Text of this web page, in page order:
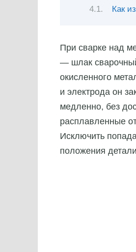
Как
При сварке над
— шлак
окисленного
и электрода он
медленно, без
расплавленные
Исключить
положения